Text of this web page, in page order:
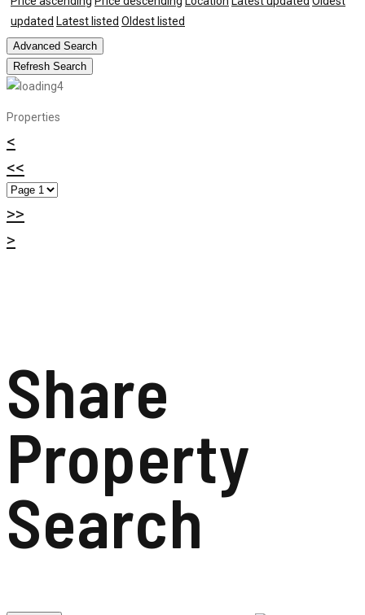
updated Latest listed Oldest listed
Advanced Search
Refresh Search
Properties
<
<<
>>
>
Share
Property
Search